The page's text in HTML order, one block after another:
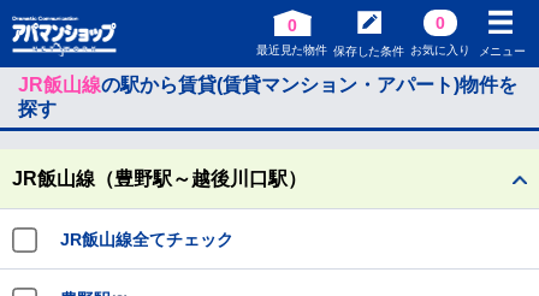
0
最近見た物件 保存した条件
0
お気に入り メニュー
JR飯山線の駅から賃貸(賃貸マンション・アパート)物件を
探す
JR飯山線（豊野駅～越後川口駅）
JR飯山線全てチェック